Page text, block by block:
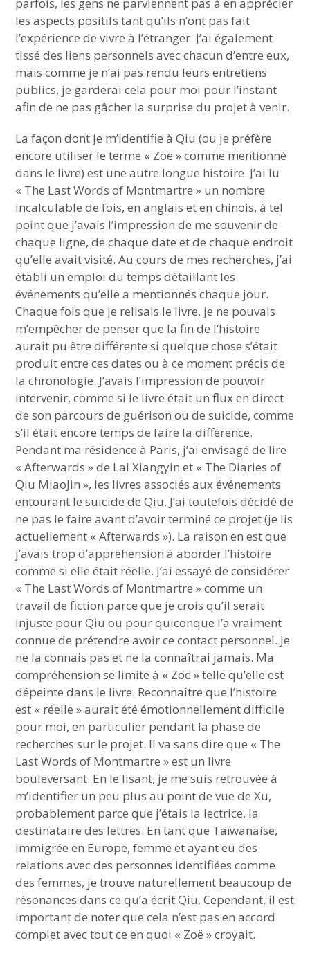
les aspects positifs tant qu’ils n’ont pas fait
l’expérience de vivre à l’étranger. J’ai également
tissé des liens personnels avec chacun d’entre eux,
mais comme je n’ai pas rendu leurs entretiens
publics, je garderai cela pour moi pour l’instant
afin de ne pas gâcher la surprise du projet à venir.
La façon dont je m’identifie à Qiu (ou je préfère
encore utiliser le terme « Zoë » comme mentionné
dans le livre) est une autre longue histoire. J’ai lu
« The Last Words of Montmartre » un nombre
incalculable de fois, en anglais et en chinois, à tel
point que j’avais l’impression de me souvenir de
chaque ligne, de chaque date et de chaque endroit
qu’elle avait visité. Au cours de mes recherches, j’ai
établi un emploi du temps détaillant les
événements qu’elle a mentionnés chaque jour.
Chaque fois que je relisais le livre, je ne pouvais
m’empêcher de penser que la fin de l’histoire
aurait pu être différente si quelque chose s’était
produit entre ces dates ou à ce moment précis de
la chronologie. J’avais l’impression de pouvoir
intervenir, comme si le livre était un flux en direct
de son parcours de guérison ou de suicide, comme
s’il était encore temps de faire la différence.
Pendant ma résidence à Paris, j’ai envisagé de lire
« Afterwards » de Lai Xiangyin et « The Diaries of
Qiu MiaoJin », les livres associés aux événements
entourant le suicide de Qiu. J’ai toutefois décidé de
ne pas le faire avant d’avoir terminé ce projet (je lis
actuellement « Afterwards »). La raison en est que
j’avais trop d’appréhension à aborder l’histoire
comme si elle était réelle. J’ai essayé de considérer
« The Last Words of Montmartre » comme un
travail de fiction parce que je crois qu’il serait
injuste pour Qiu ou pour quiconque l’a vraiment
connue de prétendre avoir ce contact personnel. Je
ne la connais pas et ne la connaîtrai jamais. Ma
compréhension se limite à « Zoë » telle qu’elle est
dépeinte dans le livre. Reconnaître que l’histoire
est « réelle » aurait été émotionnellement difficile
pour moi, en particulier pendant la phase de
recherches sur le projet. Il va sans dire que « The
Last Words of Montmartre » est un livre
bouleversant. En le lisant, je me suis retrouvée à
m’identifier un peu plus au point de vue de Xu,
probablement parce que j’étais la lectrice, la
destinataire des lettres. En tant que Taïwanaise,
immigrée en Europe, femme et ayant eu des
relations avec des personnes identifiées comme
des femmes, je trouve naturellement beaucoup de
résonances dans ce qu’a écrit Qiu. Cependant, il est
important de noter que cela n’est pas en accord
complet avec tout ce en quoi « Zoë » croyait.